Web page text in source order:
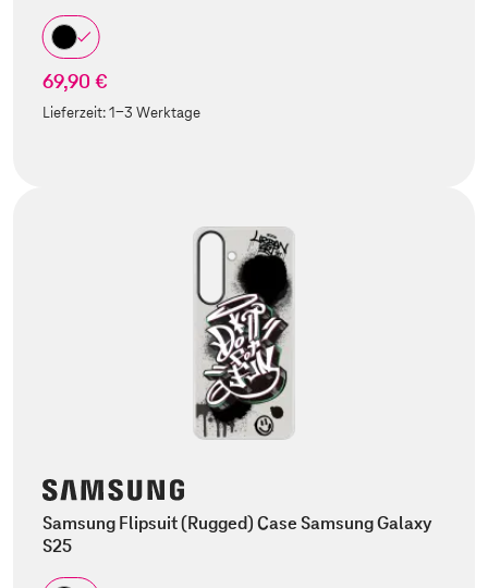
69,90 €
Lieferzeit:1-3 Werktage
Samsung Flipsuit (Rugged) Case Samsung Galaxy
S25